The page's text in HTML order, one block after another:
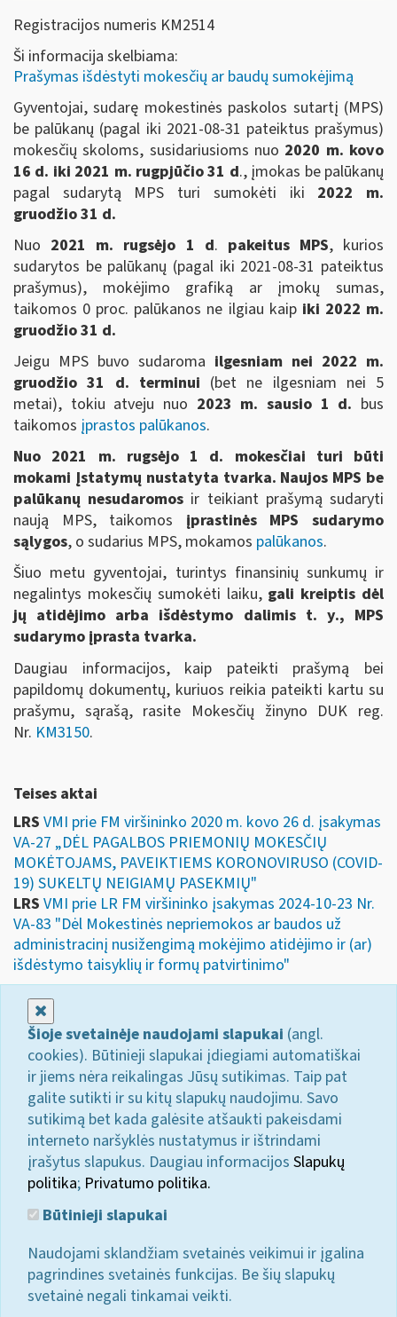
Registracijos numeris KM2514
Ši informacija skelbiama:
Prašymas išdėstyti mokesčių ar baudų sumokėjimą
Gyventojai, sudarę mokestinės paskolos sutartį (MPS)
be palūkanų (pagal iki 2021-08-31 pateiktus prašymus)
mokesčių skoloms, susidariusioms nuo 2020 m. kovo
16 d. iki 2021 m. rugpjūčio 31 d., įmokas be palūkanų
pagal sudarytą MPS turi sumokėti iki 2022 m.
gruodžio 31 d.
Nuo 2021 m. rugsėjo 1 d. pakeitus MPS, kurios
sudarytos be palūkanų (pagal iki 2021-08-31 pateiktus
prašymus), mokėjimo grafiką ar įmokų sumas,
taikomos 0 proc. palūkanos ne ilgiau kaip iki 2022 m.
gruodžio 31 d.
Jeigu MPS buvo sudaroma ilgesniam nei 2022 m.
gruodžio 31 d. terminui (bet ne ilgesniam nei 5
metai), tokiu atveju nuo 2023 m. sausio 1 d. bus
taikomos įprastos palūkanos.
Nuo 2021 m. rugsėjo 1 d. mokesčiai turi būti
mokami Įstatymų nustatyta tvarka. Naujos MPS be
palūkanų nesudaromos ir teikiant prašymą sudaryti
naują MPS, taikomos įprastinės MPS sudarymo
sąlygos, o sudarius MPS, mokamos palūkanos.
Šiuo metu gyventojai, turintys finansinių sunkumų ir
negalintys mokesčių sumokėti laiku, gali kreiptis dėl
jų atidėjimo arba išdėstymo dalimis t. y., MPS
sudarymo įprasta tvarka.
Daugiau informacijos, kaip pateikti prašymą bei
papildomų dokumentų, kuriuos reikia pateikti kartu su
prašymu, sąrašą, rasite Mokesčių žinyno DUK reg.
Nr. KM3150.
Teises aktai
LRS VMI prie FM viršininko 2020 m. kovo 26 d. įsakymas
VA-27 „DĖL PAGALBOS PRIEMONIŲ MOKESČIŲ
MOKĖTOJAMS, PAVEIKTIEMS KORONOVIRUSO (COVID-
19) SUKELTŲ NEIGIAMŲ PASEKMIŲ"
LRS VMI prie LR FM viršininko įsakymas 2024-10-23 Nr.
VA-83 "Dėl Mokestinės nepriemokos ar baudos už
administracinį nusižengimą mokėjimo atidėjimo ir (ar)
išdėstymo taisyklių ir formų patvirtinimo"
Šioje svetainėje naudojami slapukai (angl.
cookies). Būtinieji slapukai įdiegiami automatiškai
ir jiems nėra reikalingas Jūsų sutikimas. Taip pat
galite sutikti ir su kitų slapukų naudojimu. Savo
sutikimą bet kada galėsite atšaukti pakeisdami
interneto naršyklės nustatymus ir ištrindami
įrašytus slapukus. Daugiau informacijos Slapukų
politika; Privatumo politika.
Būtinieji slapukai
Naudojami sklandžiam svetainės veikimui ir įgalina
pagrindines svetainės funkcijas. Be šių slapukų
svetainė negali tinkamai veikti.